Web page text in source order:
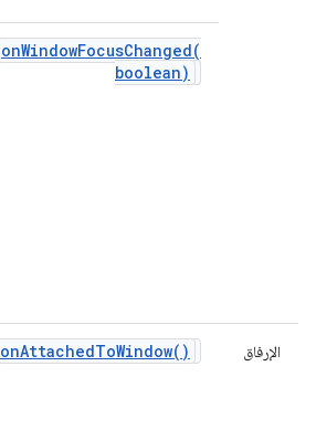
onWindowFocusChanged(
boolean)
الإرفاق onAttachedToWindow( )